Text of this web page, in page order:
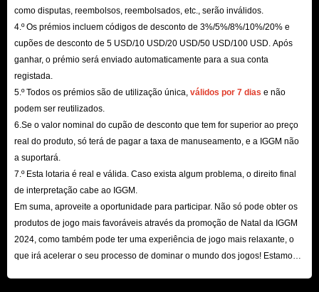
como disputas, reembolsos, reembolsados, etc., serão inválidos.
4.º Os prémios incluem códigos de desconto de 3%/5%/8%/10%/20% e
cupões de desconto de 5 USD/10 USD/20 USD/50 USD/100 USD. Após
ganhar, o prémio será enviado automaticamente para a sua conta
registada.
5.º Todos os prémios são de utilização única, válidos por 7 dias e não
podem ser reutilizados.
6.Se o valor nominal do cupão de desconto que tem for superior ao preço
real do produto, só terá de pagar a taxa de manuseamento, e a IGGM não
a suportará.
7.º Esta lotaria é real e válida. Caso exista algum problema, o direito final
de interpretação cabe ao IGGM.
Em suma, aproveite a oportunidade para participar. Não só pode obter os
produtos de jogo mais favoráveis ​​através da promoção de Natal da IGGM
2024, como também pode ter uma experiência de jogo mais relaxante, o
que irá acelerar o seu processo de dominar o mundo dos jogos! Estamos